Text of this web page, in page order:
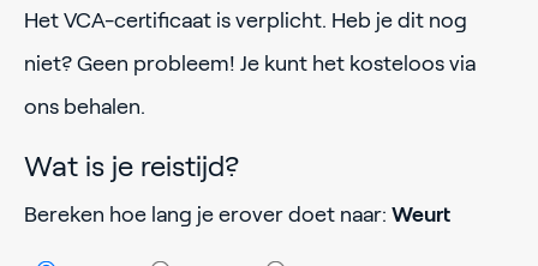
Het VCA-certificaat is verplicht. Heb je dit nog
niet? Geen probleem! Je kunt het kosteloos via
ons behalen.
Wat is je reistijd?
Bereken hoe lang je erover doet naar: Weurt